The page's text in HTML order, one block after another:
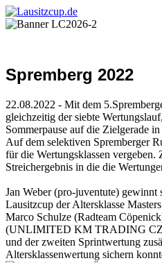
Spremberg 2022
22.08.2022 - Mit dem
gleichzeitig der siebte
Sommerpause auf die Zielgerade
Auf dem selektiven Spremberger
für die Wertungsklassen vergeben.
Streichergebnis in die die
Jan Weber (pro-juventute) gewinnt
Lausitzcup der Altersklasse
Marco Schulze (Radteam
(UNLIMITED KM TRADING
und der zweiten Sprintwertung
Altersklassenwertung sichern